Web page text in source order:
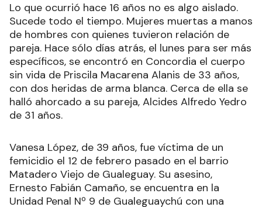
Lo que ocurrió hace 16 años no es algo aislado.
Sucede todo el tiempo. Mujeres muertas a manos
de hombres con quienes tuvieron relación de
pareja. Hace sólo días atrás, el lunes para ser más
específicos, se encontró en Concordia el cuerpo
sin vida de Priscila Macarena Alanis de 33 años,
con dos heridas de arma blanca. Cerca de ella se
halló ahorcado a su pareja, Alcides Alfredo Yedro
de 31 años.
Vanesa López, de 39 años, fue víctima de un
femicidio el 12 de febrero pasado en el barrio
Matadero Viejo de Gualeguay. Su asesino,
Ernesto Fabián Camaño, se encuentra en la
Unidad Penal Nº 9 de Gualeguaychú con una